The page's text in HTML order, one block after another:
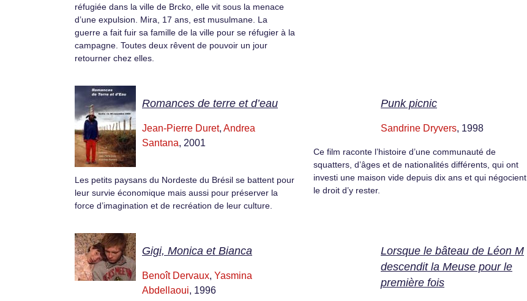
réfugiée dans la ville de Brcko, elle vit sous la menace
d’une expulsion. Mira, 17 ans, est musulmane. La
guerre a fait fuir sa famille de la ville pour se réfugier à la
campagne. Toutes deux rêvent de pouvoir un jour
retourner chez elles.
Romances de terre et d’eau
Jean-Pierre Duret, Andrea
Santana, 2001
Les petits paysans du Nordeste du Brésil se battent pour
leur survie économique mais aussi pour préserver la
force d’imagination et de recréation de leur culture.
Punk picnic
Sandrine Dryvers, 1998
Ce film raconte l’histoire d’une communauté de
squatters, d’âges et de nationalités différents, qui ont
investi une maison vide depuis dix ans et qui négocient
le droit d’y rester.
Gigi, Monica et Bianca
Benoît Dervaux, Yasmina
Abdellaoui, 1996
Lorsque le bâteau de Léon M
descendit la Meuse pour le
première fois